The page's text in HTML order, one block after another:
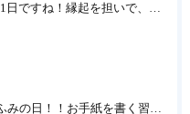
本日縁起の良き1日ですね！縁起を担いで、新しいことをはじめる♪大人の趣味に書道なら「青霄書法会」
7月23日は文月ふみの日！！お手紙を書く習慣を…★書道のお稽古なら大阪の書道教室「青霄書法会」